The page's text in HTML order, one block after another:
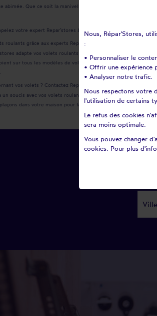
abimée. Que ce soit la manivelle, le tandem, la sortie de
votre expert Repar’stores à Clervaux - Luxembourg pour
roulants grâce aux experts Repar'stores à Clervaux
adapte vos volets roulants manuels en volets roulants
sur tous les modèles de volets roulants, de tous les
vos volets ? Contactez Repar’stores à Clervaux!
un soucis avec vos volets roulants, ne tardez pas, et joignez
dans votre maison pour faire un devis gratuit garanti
Nous, Répar'Stores,
:
• Personnaliser le
• Offrir une expérience
• Analyser notre trafic.
Nous respectons votre
l'utilisation de certains
Le refus des cookies
sera moins optimale.
Vous pouvez changer
cookies. Pour plus